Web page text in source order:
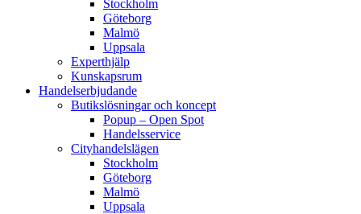
Stockholm
Göteborg
Malmö
Uppsala
Experthjälp
Kunskapsrum
Handelserbjudande
Butikslösningar och koncept
Popup – Open Spot
Handelsservice
Cityhandelslägen
Stockholm
Göteborg
Malmö
Uppsala